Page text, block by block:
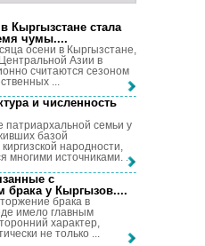
Кыргызстане стала
чумы....
осени в Кыргызстане,
Азии в
считаются сезоном
...
и численность
патриархальной семьи у
базой
народности,
многими источниками. ...
с
брака у Кыргызов....
брака в
имело главным
характер,
не только ...